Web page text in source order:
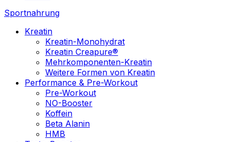
Sportnahrung
Kreatin
Kreatin-Monohydrat
Kreatin Creapure®
Mehrkomponenten-Kreatin
Weitere Formen von Kreatin
Performance & Pre-Workout
Pre-Workout
NO-Booster
Koffein
Beta Alanin
HMB